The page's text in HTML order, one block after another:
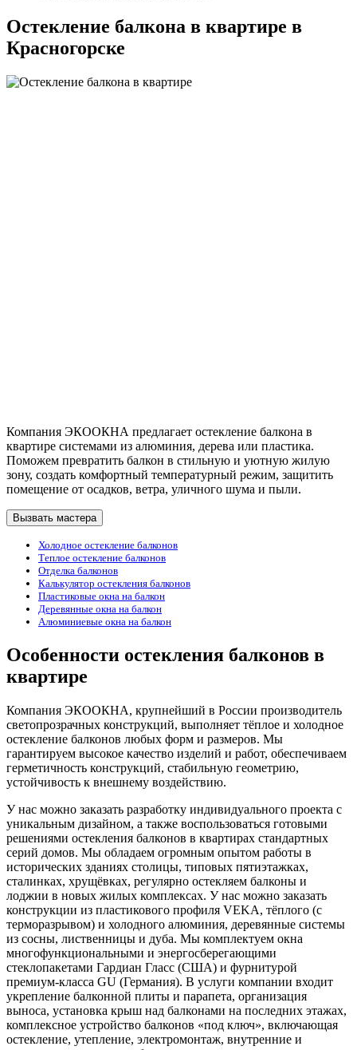
Остекление балкона в квартире в
Красногорске
Компания ЭКООКНА предлагает остекление балкона в
квартире системами из алюминия, дерева или пластика.
Поможем превратить балкон в стильную и уютную жилую
зону, создать комфортный температурный режим, защитить
помещение от осадков, ветра, уличного шума и пыли.
Вызвать мастера
Холодное остекление балконов
Теплое остекление балконов
Отделка балконов
Калькулятор остекления балконов
Пластиковые окна на балкон
Деревянные окна на балкон
Алюминиевые окна на балкон
Особенности остекления балконов в
квартире
Компания ЭКООКНА, крупнейший в России производитель
светопрозрачных конструкций, выполняет тёплое и холодное
остекление балконов любых форм и размеров. Мы
гарантируем высокое качество изделий и работ, обеспечиваем
герметичность конструкций, стабильную геометрию,
устойчивость к внешнему воздействию.
У нас можно заказать разработку индивидуального проекта с
уникальным дизайном, а также воспользоваться готовыми
решениями остекления балконов в квартирах стандартных
серий домов. Мы обладаем огромным опытом работы в
исторических зданиях столицы, типовых пятиэтажках,
сталинках, хрущёвках, регулярно остекляем балконы и
лоджии в новых жилых комплексах. У нас можно заказать
конструкции из пластикового профиля VEKA, тёплого (с
терморазрывом) и холодного алюминия, деревянные системы
из сосны, лиственницы и дуба. Мы комплектуем окна
многофункциональными и энергосберегающими
стеклопакетами Гардиан Гласс (США) и фурнитурой
премиум-класса GU (Германия). В услуги компании входит
укрепление балконной плиты и парапета, организация
выноса, установка крыш над балконами на последних этажах,
комплексное устройство балконов «под ключ», включающая
остекление, утепление, электромонтаж, внутренние и